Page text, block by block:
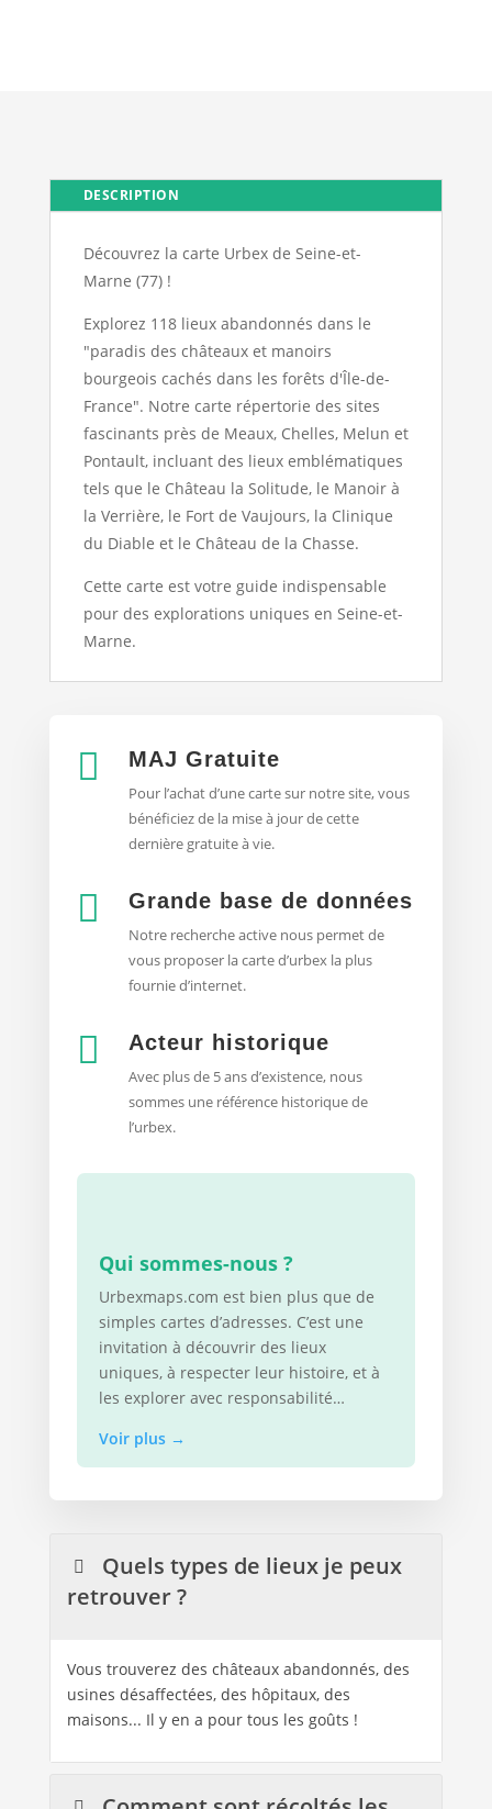
DESCRIPTION
Découvrez la carte Urbex de Seine-et-
Marne (77) !
Explorez 118 lieux abandonnés dans le
"paradis des châteaux et manoirs
bourgeois cachés dans les forêts d'Île-de-
France". Notre carte répertorie des sites
fascinants près de Meaux, Chelles, Melun et
Pontault, incluant des lieux emblématiques
tels que le Château la Solitude, le Manoir à
la Verrière, le Fort de Vaujours, la Clinique
du Diable et le Château de la Chasse.
Cette carte est votre guide indispensable
pour des explorations uniques en Seine-et-
Marne.
 MAJ Gratuite
Pour l’achat d’une carte sur notre site, vous
bénéficiez de la mise à jour de cette
dernière gratuite à vie.
 Grande base de données
Notre recherche active nous permet de
vous proposer lacarte d’urbexla plus
fournie d’internet.
 Acteur historique
Avec plus de 5 ans d’existence, nous
sommes une référence historique de
l’urbex.
Qui sommes-nous ?
Urbexmaps.com est bien plus que de
simples cartes d’adresses. C’est une
invitation à découvrir des lieux
uniques, à respecter leur histoire, et à
les explorer avec responsabilité…
Voir plus →
Quels types de lieux je peux
retrouver ?
Vous trouverez des châteaux abandonnés, des
usines désaffectées, des hôpitaux, des
maisons... Il y en a pour tous les goûts !